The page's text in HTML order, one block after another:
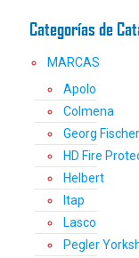
página
producto
Categorías de
MARCAS
Apolo
Colmena
Georg Fischer
HD Fire
Helbert
Itap
Lasco
Pegler